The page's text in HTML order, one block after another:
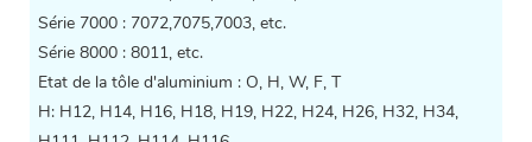
Série 7000 : 7072,7075,7003, etc.
Série 8000 : 8011, etc.
Etat de la tôle d'aluminium : O, H, W, F, T
H: H12, H14, H16, H18, H19, H22, H24, H26, H32, H34,